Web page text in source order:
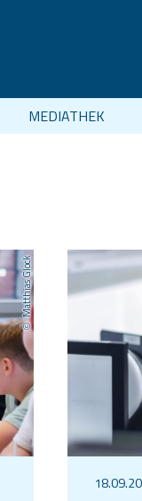
MEDIATHEK
Matthias Glock